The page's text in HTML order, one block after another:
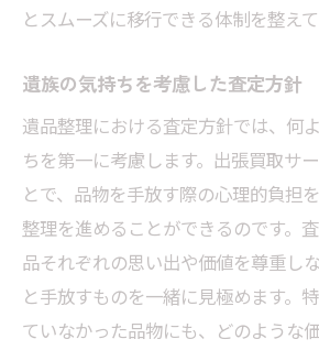
とスムーズに移行できる体制を整えて
遺族の気持ちを考慮した査定方針
遺品整理における査定方針では、何
ちを第一に考慮します。出張買取サ
とで、品物を手放す際の心理的負担
整理を進めることができるのです。
品それぞれの思い出や価値を尊重し
と手放すものを一緒に見極めます。
ていなかった品物にも、どのような